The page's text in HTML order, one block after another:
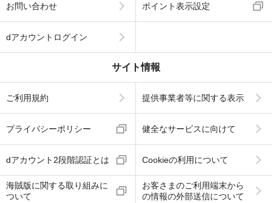
お問い合わせ ポイント表示設定
dアカウントログイン
サイト情報
ご利用規約 提供事業者等に関する表示
プライバシーポリシー 健全なサービスに向けて
dアカウント2段階認証とは Cookieの利用について
海賊版に関する取り組みに
ついて
お客さまのご利用端末から
の情報の外部送信について